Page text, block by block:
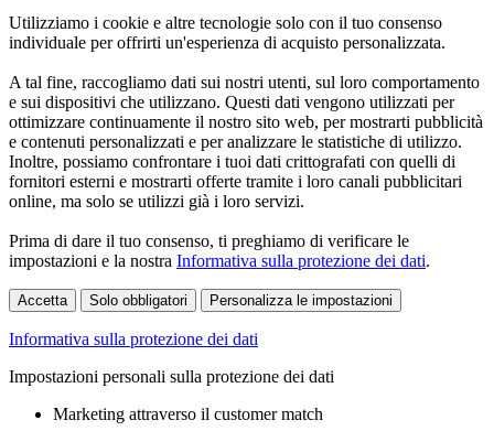
Utilizziamo i cookie e altre tecnologie solo con il tuo consenso
individuale per offrirti un'esperienza di acquisto personalizzata.
A tal fine, raccogliamo dati sui nostri utenti, sul loro comportamento
e sui dispositivi che utilizzano. Questi dati vengono utilizzati per
ottimizzare continuamente il nostro sito web, per mostrarti pubblicità
e contenuti personalizzati e per analizzare le statistiche di utilizzo.
Inoltre, possiamo confrontare i tuoi dati crittografati con quelli di
fornitori esterni e mostrarti offerte tramite i loro canali pubblicitari
online, ma solo se utilizzi già i loro servizi.
Prima di dare il tuo consenso, ti preghiamo di verificare le
impostazioni e la nostra Informativa sulla protezione dei dati.
Accetta Solo obbligatori Personalizza le impostazioni
Informativa sulla protezione dei dati
Impostazioni personali sulla protezione dei dati
Marketing attraverso il customer match